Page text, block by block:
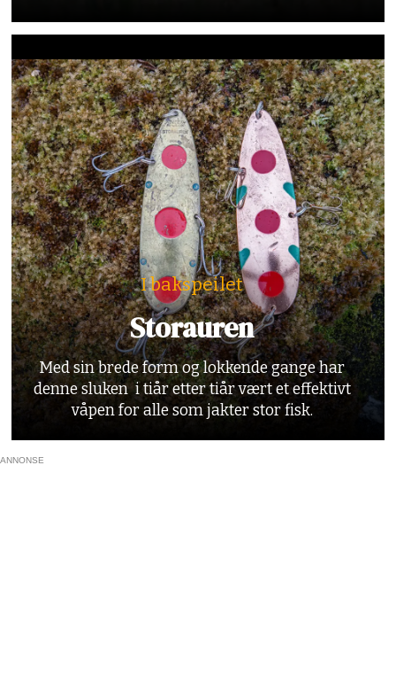
I bakspeilet
Storauren
Med sin brede form og lokkende gange har
denne sluken i tiår etter tiår vært et effektivt
våpen for alle som jakter stor fisk.
ANNONSE